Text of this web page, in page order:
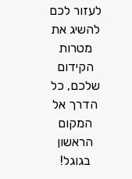
לעזור לכם
להשיג את
מטרות
הקידום
שלכם, כל
הדרך אל
המקום
הראשון
בגוגל!